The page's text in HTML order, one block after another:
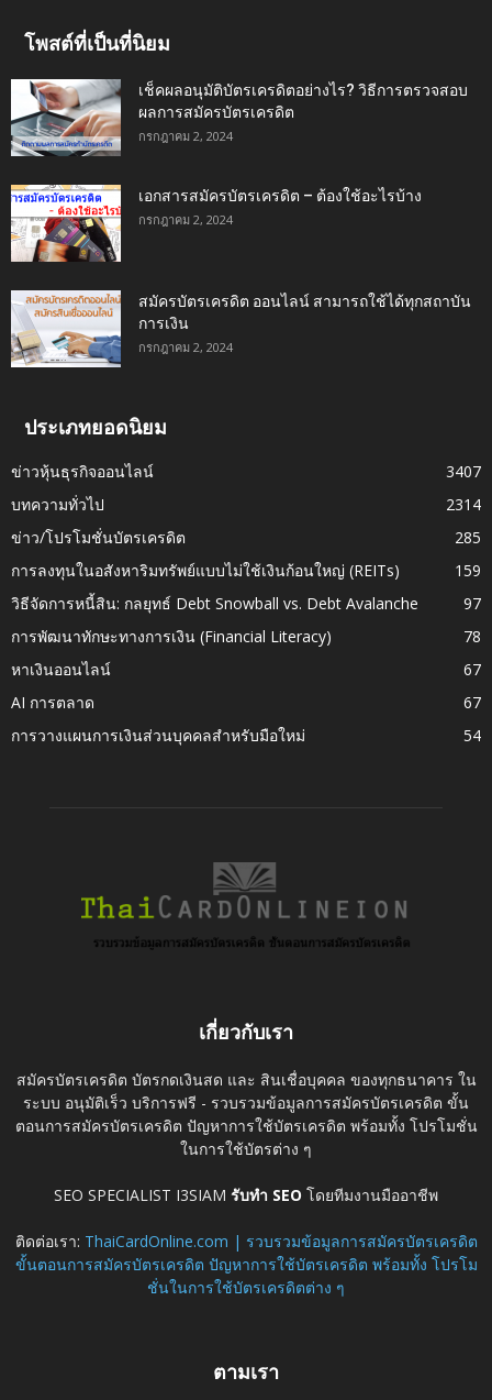
โพสต์ที่เป็นที่นิยม
เช็คผลอนุมัติบัตรเครดิตอย่างไร? วิธีการตรวจสอบ
ผลการสมัครบัตรเครดิต
กรกฎาคม 2, 2024
เอกสารสมัครบัตรเครดิต – ต้องใช้อะไรบ้าง
กรกฎาคม 2, 2024
สมัครบัตรเครดิต ออนไลน์ สามารถใช้ได้ทุกสถาบัน
การเงิน
กรกฎาคม 2, 2024
ประเภทยอดนิยม
ข่าวหุ้นธุรกิจออนไลน์
3407
บทความทั่วไป
2314
ข่าว/โปรโมชั่นบัตรเครดิต
285
การลงทุนในอสังหาริมทรัพย์แบบไม่ใช้เงินก้อนใหญ่ (REITs)
159
วิธีจัดการหนี้สิน: กลยุทธ์ Debt Snowball vs. Debt Avalanche
97
การพัฒนาทักษะทางการเงิน (Financial Literacy)
78
หาเงินออนไลน์
67
AI การตลาด
67
การวางแผนการเงินส่วนบุคคลสำหรับมือใหม่
54
เกี่ยวกับเรา
สมัครบัตรเครดิต บัตรกดเงินสด และ สินเชื่อบุคคล ของทุกธนาคาร ใน
ระบบ อนุมัติเร็ว บริการฟรี - รวบรวมข้อมูลการสมัครบัตรเครดิต ขั้น
ตอนการสมัครบัตรเครดิต ปัญหาการใช้บัตรเครดิต พร้อมทั้ง โปรโมชั่น
ในการใช้บัตรต่าง ๆ
SEO SPECIALIST I3SIAM รับทำ SEO โดยทีมงานมืออาชีพ
ติดต่อเรา: ThaiCardOnline.com | รวบรวมข้อมูลการสมัครบัตรเครดิต
ขั้นตอนการสมัครบัตรเครดิต ปัญหาการใช้บัตรเครดิต พร้อมทั้ง โปรโม
ชั่นในการใช้บัตรเครดิตต่าง ๆ
ตามเรา